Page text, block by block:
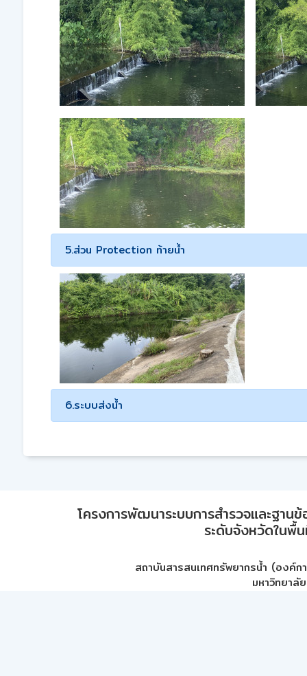
5.ส่วน Protection ท้ายน้ำ
6.ระบบส่งน้ำ
โครงการพัฒนาระบบการสำรวจและฐา
ระดับจังหวัดในพื้
สถาบันสารสนเทศทรัพยากรน้ำ (องค์ก
มหาวิทยาลั